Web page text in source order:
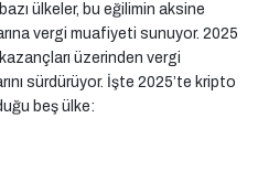
ülkeler, bu eğilimin aksine
vergi muafiyeti sunuyor. 2025
üzerinden vergi
sürdürüyor. İşte 2025’te kripto
beş ülke: